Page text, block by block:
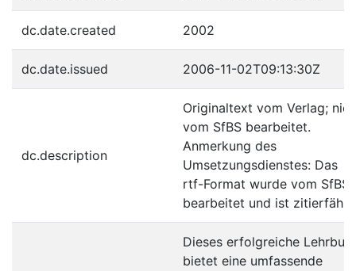
dc.date.created 2002
dc.date.issued 2006-11-02T09:13:30Z
dc.description
Originaltext vom Verlag;
vom SfBS bearbeitet.
Anmerkung des
Umsetzungsdienstes: Das
rtf-Format wurde vom SfBS
bearbeitet und ist zitierfähig
Dieses erfolgreiche
bietet eine umfassende